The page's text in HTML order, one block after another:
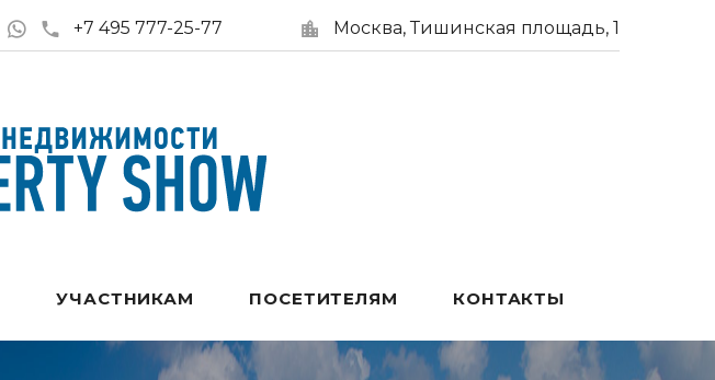
+7 495 777-25-77 Москва, Тишинская площадь, 1
УЧАСТНИКАМ ПОСЕТИТЕЛЯМ КОНТАКТЫ